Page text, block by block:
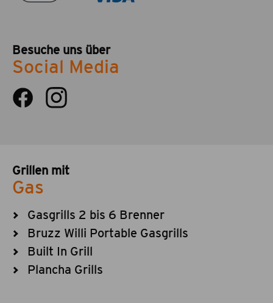
Besuche uns über
Social Media
Grillen mit
Gas
Gasgrills 2 bis 6 Brenner
Bruzz Willi Portable Gasgrills
Built In Grill
Plancha Grills